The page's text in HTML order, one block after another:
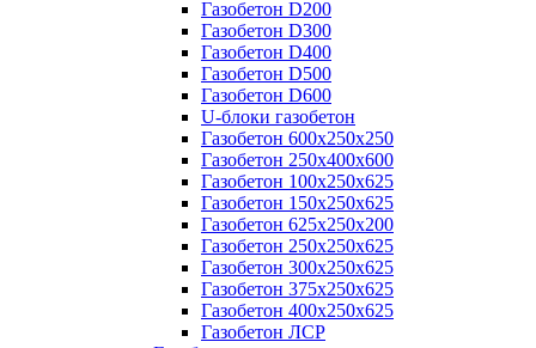
Газобетон D200
Газобетон D300
Газобетон D400
Газобетон D500
Газобетон D600
U-блоки газобетон
Газобетон 600x250x250
Газобетон 250x400x600
Газобетон 100х250х625
Газобетон 150х250х625
Газобетон 625х250х200
Газобетон 250х250х625
Газобетон 300х250х625
Газобетон 375х250х625
Газобетон 400х250х625
Газобетон ЛСР